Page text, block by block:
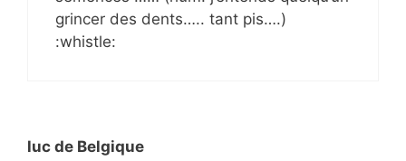
grincer des dents….. tant pis….)
:whistle:
luc de Belgique